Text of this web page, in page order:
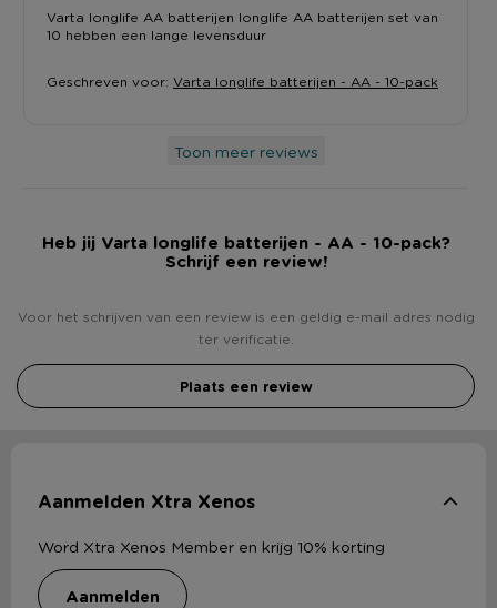
Varta longlife AA batterijen longlife AA batterijen set van
10 hebben een lange levensduur
Geschreven voor: Varta longlife batterijen - AA - 10-pack
Toon meer reviews
Heb jij Varta longlife batterijen - AA - 10-pack?
Schrijf een review!
Voor het schrijven van een review is een geldig e-mail adres nodig
ter verificatie.
Plaats een review
Aanmelden Xtra Xenos
Word Xtra Xenos Member en krijg 10% korting
aanmelden